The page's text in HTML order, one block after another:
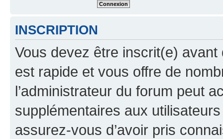
INSCRIPTION
Vous devez être inscrit(e) avant
est rapide et vous offre de
l’administrateur du forum peut
supplémentaires aux
assurez-vous d’avoir pris